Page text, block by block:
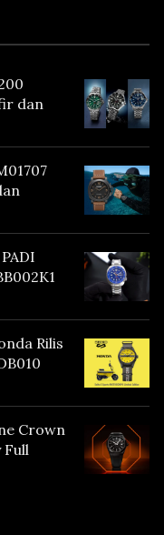
dan
Rilis
Crown
Full